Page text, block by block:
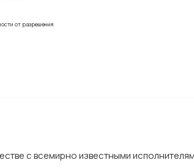
от разрешения
с всемирно известными